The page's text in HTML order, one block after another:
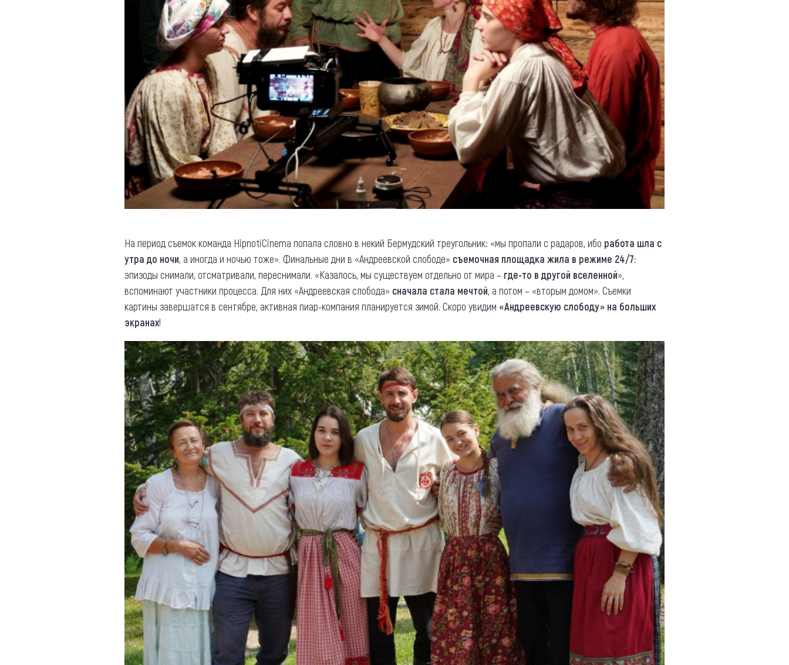
На период съемок команда HipnotiCinema попала словно в некий Бермудский треугольник: «мы пропали с радаров, ибо работа шла с
утра до ночи, а иногда и ночью тоже». Финальные дни в «Андреевской слободе» съемочная площадка жила в режиме 24/7:
эпизоды снимали, отсматривали, переснимали. «Казалось, мы существуем отдельно от мира – где-то в другой вселенной»,
вспоминают участники процесса. Для них «Андреевская слобода» сначала стала мечтой, а потом – «вторым домом». Съемки
картины завершатся в сентябре, активная пиар-компания планируется зимой. Скоро увидим «Андреевскую слободу» на больших
экранах!